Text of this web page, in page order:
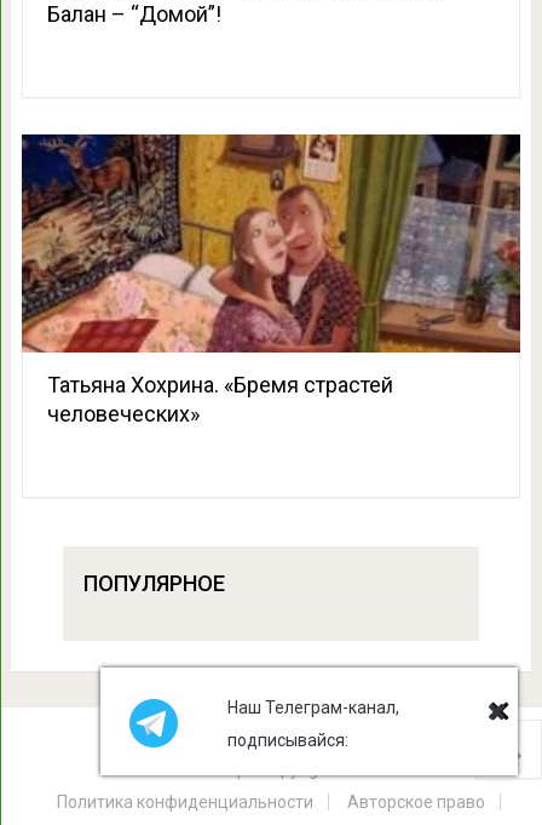
Балан – “Домой”!
Татьяна Хохрина. «Бремя страстей
человеческих»
ПОПУЛЯРНОЕ
Политика конфиденциальности
Авторское право
Наш Телеграм-канал,
подписывайся: